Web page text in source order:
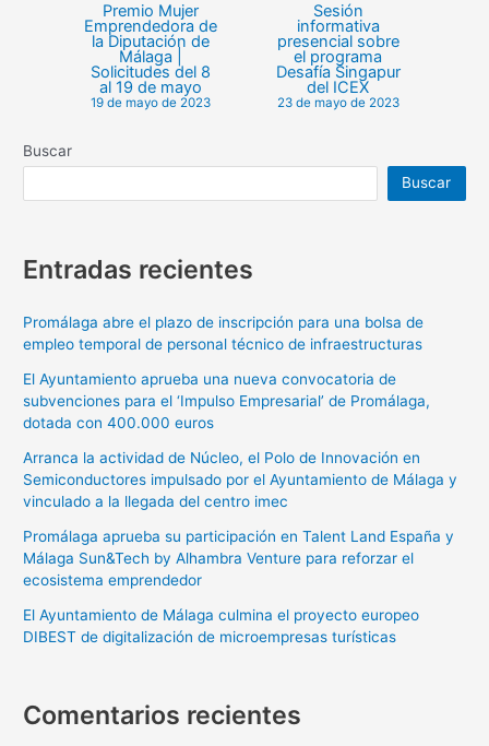
Premio Mujer
Emprendedora de
la Diputación de
Málaga |
Solicitudes del 8
al 19 de mayo
19 de mayo de 2023
Sesión
informativa
presencial sobre
el programa
Desafía Singapur
del ICEX
23 de mayo de 2023
Buscar
Buscar
Entradas recientes
Promálaga abre el plazo de inscripción para una bolsa de
empleo temporal de personal técnico de infraestructuras
El Ayuntamiento aprueba una nueva convocatoria de
subvenciones para el ‘Impulso Empresarial’ de Promálaga,
dotada con 400.000 euros
Arranca la actividad de Núcleo, el Polo de Innovación en
Semiconductores impulsado por el Ayuntamiento de Málaga y
vinculado a la llegada del centro imec
Promálaga aprueba su participación en Talent Land España y
Málaga Sun&Tech by Alhambra Venture para reforzar el
ecosistema emprendedor
El Ayuntamiento de Málaga culmina el proyecto europeo
DIBEST de digitalización de microempresas turísticas
Comentarios recientes